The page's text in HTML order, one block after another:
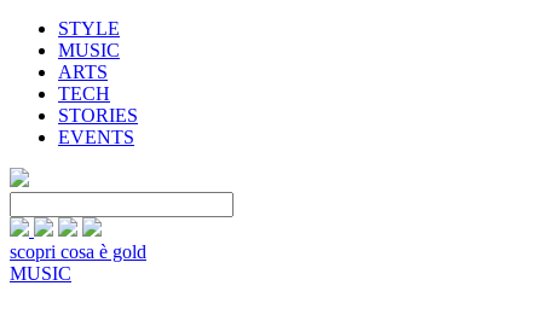
STYLE
MUSIC
ARTS
TECH
STORIES
EVENTS
scopri cosa è gold
MUSIC